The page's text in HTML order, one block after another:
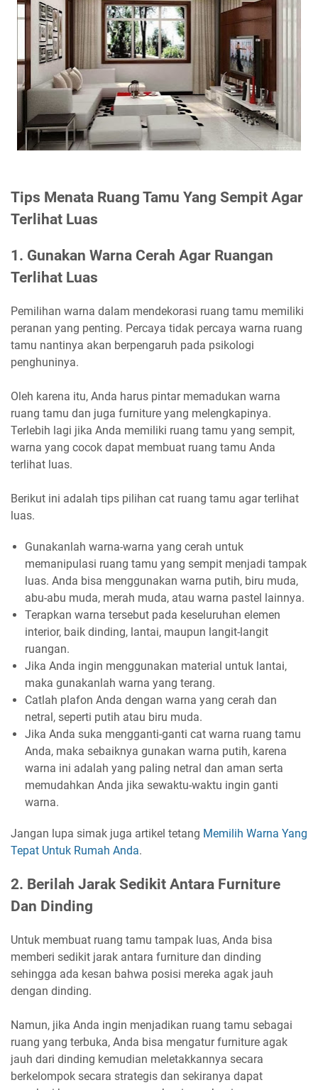
Tips Menata Ruang Tamu Yang Sempit Agar
Terlihat Luas
1. Gunakan Warna Cerah Agar Ruangan
Terlihat Luas
Pemilihan warna dalam mendekorasi ruang tamu memiliki
peranan yang penting. Percaya tidak percaya warna ruang
tamu nantinya akan berpengaruh pada psikologi
penghuninya.
Oleh karena itu, Anda harus pintar memadukan warna
ruang tamu dan juga furniture yang melengkapinya.
Terlebih lagi jika Anda memiliki ruang tamu yang sempit,
warna yang cocok dapat membuat ruang tamu Anda
terlihat luas.
Berikut ini adalah tips pilihan cat ruang tamu agar terlihat
luas.
Gunakanlah warna-warna yang cerah untuk
memanipulasi ruang tamu yang sempit menjadi tampak
luas. Anda bisa menggunakan warna putih, biru muda,
abu-abu muda, merah muda, atau warna pastel lainnya.
Terapkan warna tersebut pada keseluruhan elemen
interior, baik dinding, lantai, maupun langit-langit
ruangan.
Jika Anda ingin menggunakan material untuk lantai,
maka gunakanlah warna yang terang.
Catlah plafon Anda dengan warna yang cerah dan
netral, seperti putih atau biru muda.
Jika Anda suka mengganti-ganti cat warna ruang tamu
Anda, maka sebaiknya gunakan warna putih, karena
warna ini adalah yang paling netral dan aman serta
memudahkan Anda jika sewaktu-waktu ingin ganti
warna.
Jangan lupa simak juga artikel tetang Memilih Warna Yang
Tepat Untuk Rumah Anda.
2. Berilah Jarak Sedikit Antara Furniture
Dan Dinding
Untuk membuat ruang tamu tampak luas, Anda bisa
memberi sedikit jarak antara furniture dan dinding
sehingga ada kesan bahwa posisi mereka agak jauh
dengan dinding.
Namun, jika Anda ingin menjadikan ruang tamu sebagai
ruang yang terbuka, Anda bisa mengatur furniture agak
jauh dari dinding kemudian meletakkannya secara
berkelompok secara strategis dan sekiranya dapat